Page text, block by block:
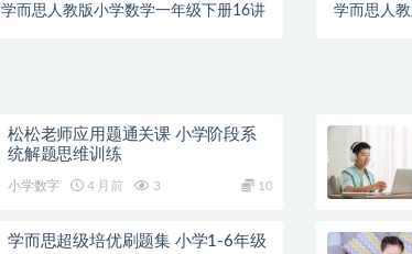
学而思人教版小学数学一年级下册16讲 学而思人
松松老师应用题通关课 小学阶段系
统解题思维训练
小学数字 4 月前 3 10
学而思超级培优刷题集 小学1-6年级